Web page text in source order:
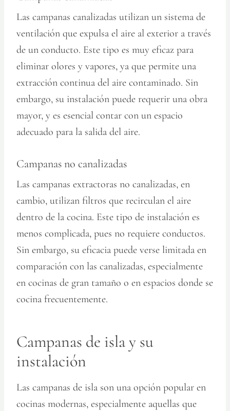
Las campanas canalizadas utilizan un sistema de
ventilación que expulsa el aire al exterior a través
de un conducto. Este tipo es muy eficaz para
eliminar olores y vapores, ya que permite una
extracción continua del aire contaminado. Sin
embargo, su instalación puede requerir una obra
mayor, y es esencial contar con un espacio
adecuado para la salida del aire.
Campanas no canalizadas
Las campanas extractoras no canalizadas, en
cambio, utilizan filtros que recirculan el aire
dentro de la cocina. Este tipo de instalación es
menos complicada, pues no requiere conductos.
Sin embargo, su eficacia puede verse limitada en
comparación con las canalizadas, especialmente
en cocinas de gran tamaño o en espacios donde se
cocina frecuentemente.
Campanas de isla y su
instalación
Las campanas de isla son una opción popular en
cocinas modernas, especialmente aquellas que